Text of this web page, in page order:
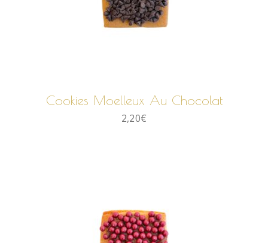
Cookies Moelleux Au Chocolat
2,20€